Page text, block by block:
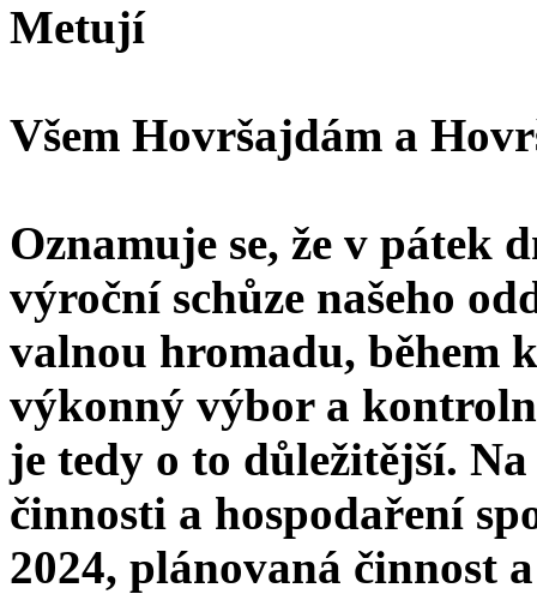
Metují
Všem Hovršajdám a
Oznamuje se, že v pátek
výroční schůze našeho
valnou hromadu, během
výkonný výbor a
je tedy o to důležitější.
činnosti a hospodaření
2024, plánovaná činnost